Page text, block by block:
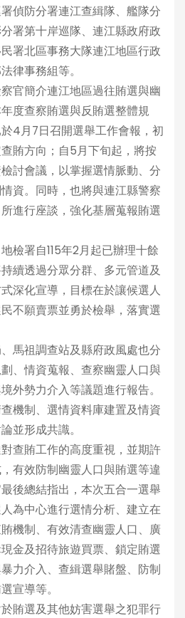
偵防分署連江查緝隊、艦隊分
署第十岸巡隊、連江縣政府政
署北區事務大隊連江地區行政
律事務組等。
官簡介連江地區過往賄選與幽
度查察賄選與反賄選整體規
4月7日召開選舉工作會報，初
賄方向；自5月下旬起，將按
討會議，以掌握選情脈動、分
資。同時，也將與連江縣警察
進行座談，強化基層蒐報賄選
檢署自115年2月起已辦理十餘
續透過分眾分群、多元管道及
深化宣導，目標在於讓候選人
不願賣票並勇於檢舉，落實選
馬祖調查站及縣府政風處也分
、情資蒐報、查察幽靈人口與
外勢力介入等議題進行報告。
機制、選情資料庫建置及情資
並形成共識。
查賄工作的高度重視，並期許
有效防制幽靈人口與賄選等違
後總結指出，本次五合一選舉
為中心進行選情分析、建立在
機制、有效清查幽靈人口、廣
金及招待旅遊買票、鎖定賄選
力介入、查緝選舉賭盤、防制
宣導等。
賄選及其他妨害選舉之犯罪行